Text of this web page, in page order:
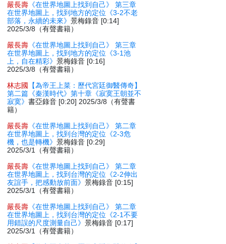
嚴長壽 《在世界地圖上找到自己》 第三章
在世界地圖上，找到地方的定位《3-2不老
部落，永續的未來》景梅錄音 [0:14]
2025/3/8（有聲書籍）
嚴長壽 《在世界地圖上找到自己》 第三章
在世界地圖上，找到地方的定位《3-1池
上，自在精彩》景梅錄音 [0:16]
2025/3/8（有聲書籍）
林志國
【為帝王上菜：歷代宮廷御醫傳奇】
第二篇《秦漢時代》第十章《寂寞王朝並不
寂寞》書亞錄音 [0:20] 2025/3/8（有聲書
籍）
嚴長壽 《在世界地圖上找到自己》 第二章
在世界地圖上，找到台灣的定位《2-3危
機，也是轉機》景梅錄音 [0:29]
2025/3/1（有聲書籍）
嚴長壽 《在世界地圖上找到自己》 第二章
在世界地圖上，找到台灣的定位《2-2伸出
友誼手，把感動放前面》景梅錄音 [0:15]
2025/3/1（有聲書籍）
嚴長壽 《在世界地圖上找到自己》 第二章
在世界地圖上，找到台灣的定位《2-1不要
用錯誤的尺度測量自己》景梅錄音 [0:17]
2025/3/1（有聲書籍）